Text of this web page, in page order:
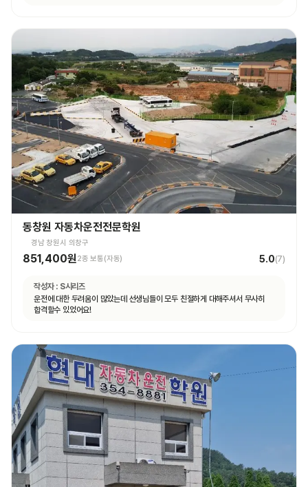
동창원 자동차운전전문학원
경남 창원시 의창구
851,400원 2종 보통(자동) 5.0(7)
작성자 : S시리즈
운전에 대한 두려움이 많았는데 선생님들이 모두 친절하게 대해주셔서 무사히
합격할수 있었어요!